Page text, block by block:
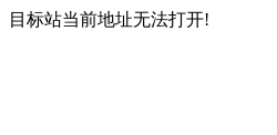
目标站当前地址无法打开!